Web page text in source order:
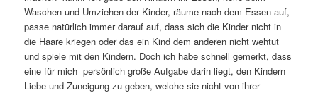
Waschen und Umziehen der Kinder, räume nach dem Essen auf,
passe natürlich immer darauf auf, dass sich die Kinder nicht in
die Haare kriegen oder das ein Kind dem anderen nicht wehtut
und spiele mit den Kindern. Doch ich habe schnell gemerkt, dass
eine für mich persönlich große Aufgabe darin liegt, den Kindern
Liebe und Zuneigung zu geben, welche sie nicht von ihrer